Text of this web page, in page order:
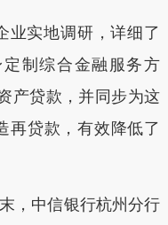
业实地调研，详细了
制综合金融服务方
产贷款，并同步为这
再贷款，有效降低了
末，中信银行杭州分行